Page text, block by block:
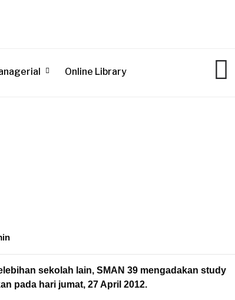
Online Library
sekolah lain, SMAN 39 mengadakan study
pada hari jumat, 27 April 2012.